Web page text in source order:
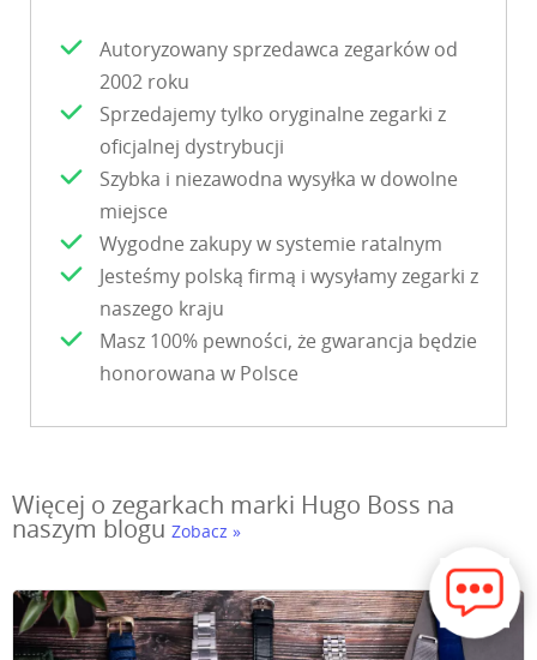
Autoryzowany sprzedawca zegarków od
2002 roku
Sprzedajemy tylko oryginalne zegarki z
oficjalnej dystrybucji
Szybka i niezawodna wysyłka w dowolne
miejsce
Wygodne zakupy w systemie ratalnym
Jesteśmy polską firmą i wysyłamy zegarki z
naszego kraju
Masz 100% pewności, że gwarancja będzie
honorowana w Polsce
Więcej o zegarkach marki Hugo Boss na
naszym blogu Zobacz »